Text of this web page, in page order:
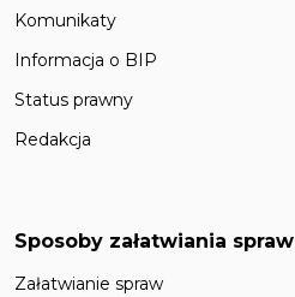
Komunikaty
Informacja o BIP
Status prawny
Redakcja
Sposoby załatwiania spraw
Załatwianie spraw